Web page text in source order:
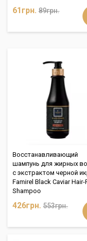
61грн. 89грн.
Восстанавливающий
шампунь для жирных
с экстрактом черной
Famirel Black Caviar Hair-
Shampoo
426грн. 553грн.